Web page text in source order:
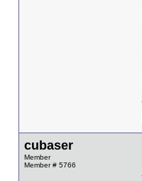
cubaser
Member
Member # 5766